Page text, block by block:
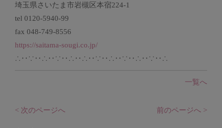
埼玉県さいたま市岩槻区本宿224-1
tel 0120-5940-99
fax 048-749-8556
https://saitama-sougi.co.jp/
∴‥∵‥∴‥∵‥∴‥∴‥∵‥∴‥∵‥∴‥∵‥∴
一覧へ
< 次のページへ 前のページへ >